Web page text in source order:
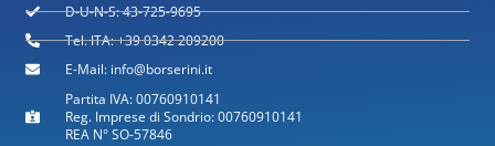
D-U-N-S: 43-725-9695
Tel. ITA: +39 0342 209200
E-Mail: info@borserini.it
Partita IVA: 00760910141
Reg. Imprese di Sondrio: 00760910141
REA N° SO-57846